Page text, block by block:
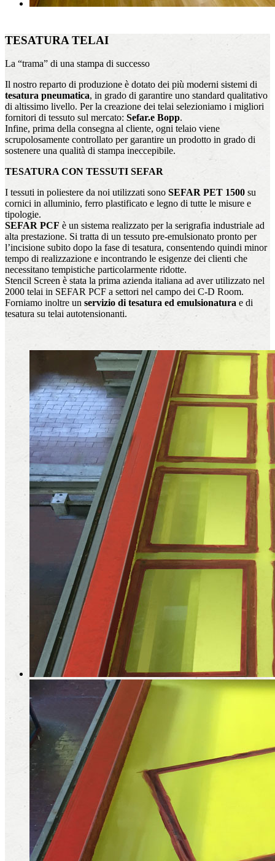
TESATURA TELAI
La “trama” di una stampa di successo
Il nostro reparto di produzione è dotato dei più moderni sistemi di
tesatura pneumatica, in grado di garantire uno standard qualitativo
di altissimo livello. Per la creazione dei telai selezioniamo i migliori
fornitori di tessuto sul mercato: Sefar.e Bopp.
Infine, prima della consegna al cliente, ogni telaio viene
scrupolosamente controllato per garantire un prodotto in grado di
sostenere una qualità di stampa ineccepibile.
TESATURA CON TESSUTI SEFAR
I tessuti in poliestere da noi utilizzati sono SEFAR PET 1500 su
cornici in alluminio, ferro plastificato e legno di tutte le misure e
tipologie.
SEFAR PCF è un sistema realizzato per la serigrafia industriale ad
alta prestazione. Si tratta di un tessuto pre-emulsionato pronto per
l’incisione subito dopo la fase di tesatura, consentendo quindi minor
tempo di realizzazione e incontrando le esigenze dei clienti che
necessitano tempistiche particolarmente ridotte.
Stencil Screen è stata la prima azienda italiana ad aver utilizzato nel
2000 telai in SEFAR PCF a settori nel campo dei C-D Room.
Forniamo inoltre un servizio di tesatura ed emulsionatura e di
tesatura su telai autotensionanti.